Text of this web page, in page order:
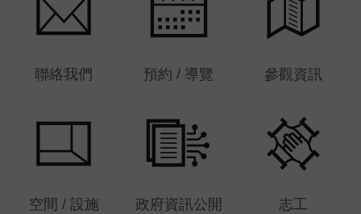
聯絡我們 預約 / 導覽 參觀資訊
空間 / 設施 政府資訊公開 志工